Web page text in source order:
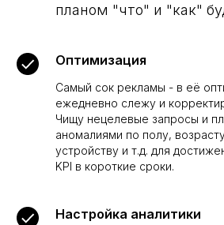
планом "что" и "как"
Оптимизация
Самый сок рекламы - в её
ежедневно слежу и
Чищу нецелевые запросы и
аномалиями по полу,
устройству и т.д. для
KPI в короткие сроки.
Настройка аналитики
Я понимаю, что сайт не